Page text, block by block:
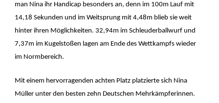
man Nina ihr Handicap besonders an, denn im 100m Lauf mit
14,18 Sekunden und im Weitsprung mit 4,48m blieb sie weit
hinter ihren Möglichkeiten. 32,94m im Schleuderballwurf und
7,37m im Kugelstoßen lagen am Ende des Wettkampfs wieder
im Normbereich.
Mit einem hervorragenden achten Platz platzierte sich Nina
Müller unter den besten zehn Deutschen Mehrkämpferinnen.